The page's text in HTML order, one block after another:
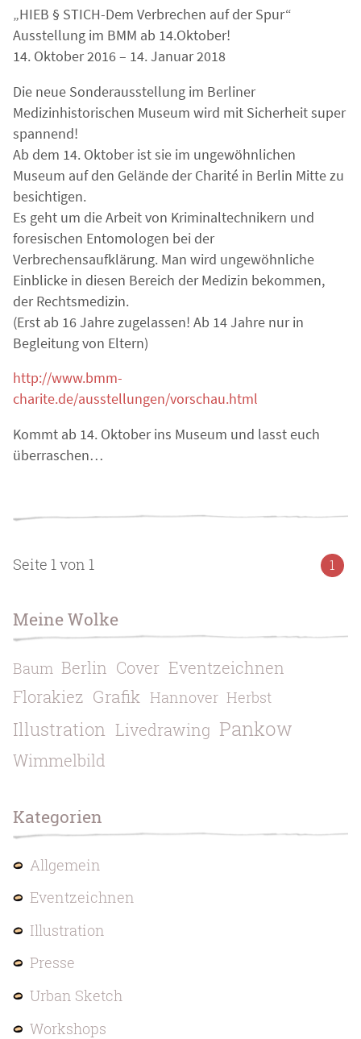
„HIEB § STICH-Dem Verbrechen auf der Spur“
Ausstellung im BMM ab 14.Oktober!
14. Oktober 2016 – 14. Januar 2018
Die neue Sonderausstellung im Berliner
Medizinhistorischen Museum wird mit Sicherheit super
spannend!
Ab dem 14. Oktober ist sie im ungewöhnlichen
Museum auf den Gelände der Charité in Berlin Mitte zu
besichtigen.
Es geht um die Arbeit von Kriminaltechnikern und
foresischen Entomologen bei der
Verbrechensaufklärung. Man wird ungewöhnliche
Einblicke in diesen Bereich der Medizin bekommen,
der Rechtsmedizin.
(Erst ab 16 Jahre zugelassen! Ab 14 Jahre nur in
Begleitung von Eltern)
http://www.bmm-
charite.de/ausstellungen/vorschau.html
Kommt ab 14. Oktober ins Museum und lasst euch
überraschen…
Seite 1 von 1 1
Meine Wolke
Baum Berlin Cover Eventzeichnen
Florakiez Grafik Hannover Herbst
Illustration Livedrawing Pankow
Wimmelbild
Kategorien
Allgemein
Eventzeichnen
Illustration
Presse
Urban Sketch
Workshops